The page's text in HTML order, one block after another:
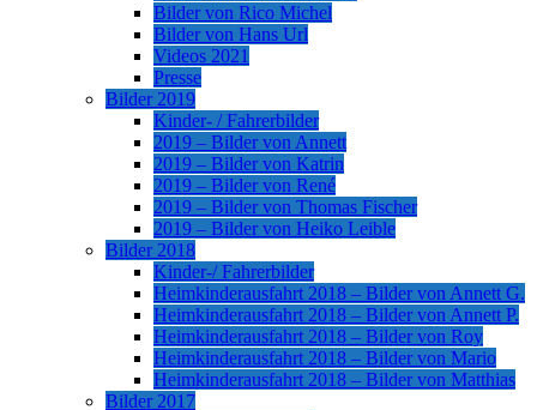
Bilder von Rico Michel
Bilder von Hans Url
Videos 2021
Presse
Bilder 2019
Kinder- / Fahrerbilder
2019 – Bilder von Annett
2019 – Bilder von Katrin
2019 – Bilder von René
2019 – Bilder von Thomas Fischer
2019 – Bilder von Heiko Leible
Bilder 2018
Kinder-/ Fahrerbilder
Heimkinderausfahrt 2018 – Bilder von Annett G.
Heimkinderausfahrt 2018 – Bilder von Annett P.
Heimkinderausfahrt 2018 – Bilder von Roy
Heimkinderausfahrt 2018 – Bilder von Mario
Heimkinderausfahrt 2018 – Bilder von Matthias
Bilder 2017